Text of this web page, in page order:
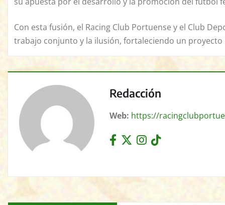
Con esta fusión, el Racing Club Portuense y el Club
trabajo conjunto y la ilusión, fortaleciendo un
Redacción
Web: https://